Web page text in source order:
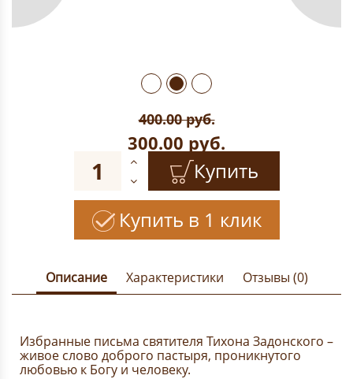
400.00руб.
300.00 руб.
Купить
Купить в 1 клик
Описание Характеристики Отзывы (0)
Избранные письма святителя Тихона Задонского –
живое слово доброго пастыря, проникнутого
любовью к Богу и человеку.